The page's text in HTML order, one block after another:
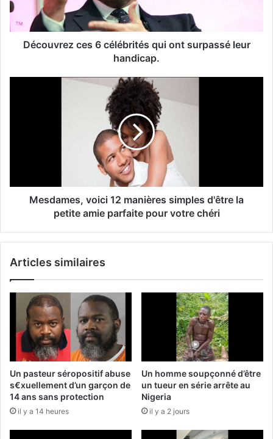
Découvrez ces 6 célébrités qui ont surpassé leur
handicap.
Mesdames, voici 12 manières simples d'être la
petite amie parfaite pour votre chéri
Articles similaires
Un pasteur séropositif abuse
s€xuellement d’un garçon de
14 ans sans protection
il y a 14 heures
Un homme soupçonné d’être
un tueur en série arrête au
Nigeria
il y a 2 jours